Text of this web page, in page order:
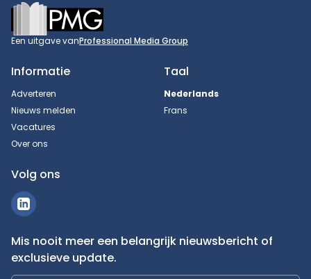
Footer
Een uitgave vanProfessional Media Group
Informatie
Adverteren
Nieuws melden
Vacatures
Over ons
Taal
Nederlands
Frans
Volg ons
Mis nooit meer een belangrijk nieuwsbericht of
exclusieve update.